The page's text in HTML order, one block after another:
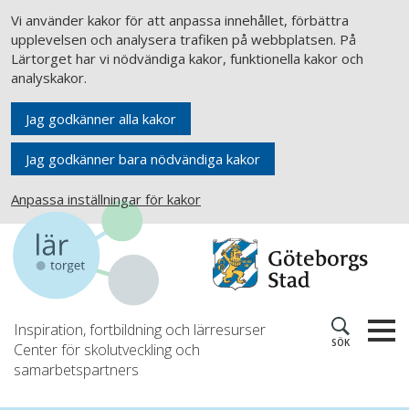
Vi använder kakor för att anpassa innehållet, förbättra
upplevelsen och analysera trafiken på webbplatsen. På
Lärtorget har vi nödvändiga kakor, funktionella kakor och
analyskakor.
Jag godkänner alla kakor
Jag godkänner bara nödvändiga kakor
Anpassa inställningar för kakor
Inspiration, fortbildning och lärresurser
Center för skolutveckling och
samarbetspartners
SÖK